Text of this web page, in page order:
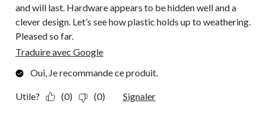
and will last. Hardware appears to be hidden well and a
clever design. Let’s see how plastic holds up to weathering.
Pleased so far.
Traduire avec Google
Oui, Je recommande ce produit.
Utile? (0) (0) Signaler